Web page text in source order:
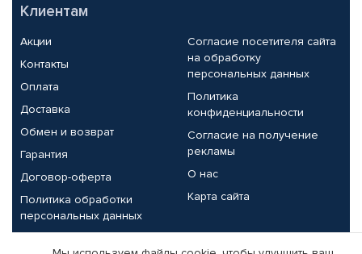
Клиентам
Акции
Контакты
Оплата
Доставка
Обмен и возврат
Гарантия
Договор-оферта
Политика обработки
персональных данных
Согласие посетителя сайта
на обработку
персональных данных
Политика
конфиденциальности
Согласие на получение
рекламы
О нас
Карта сайта